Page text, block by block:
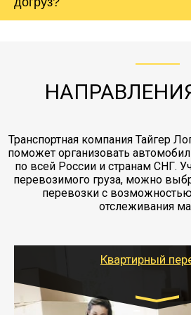
коробками и обмотать стрейч
груза. Мы сотрудничаем по
заканчивая выгрузкой в
Транспортная компания Тайгер
поможет организовать
по всей России и странам СНГ.
перевозимого груза, можно
перевозки с
отслеживания
Квартирный